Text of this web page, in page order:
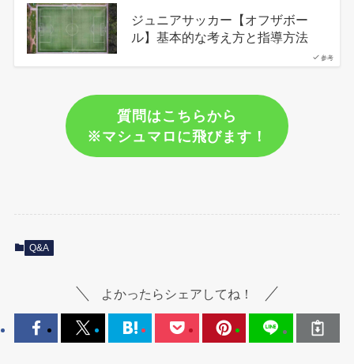
参考
ジュニアサッカー【オフザボー
ル】基本的な考え方と指導方法
質問はこちらから
※マシュマロに飛びます！
Q&A
よかったらシェアしてね！